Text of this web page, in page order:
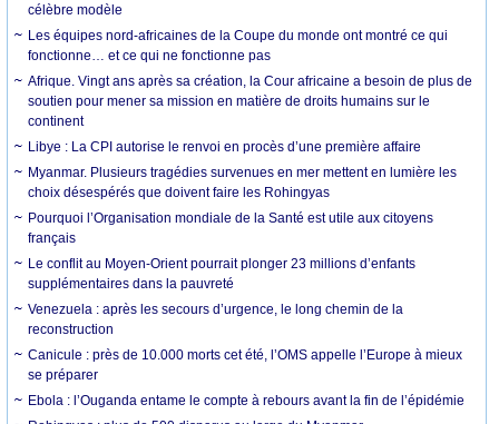
célèbre modèle
Les équipes nord-africaines de la Coupe du monde ont montré ce qui
fonctionne… et ce qui ne fonctionne pas
Afrique. Vingt ans après sa création, la Cour africaine a besoin de plus de
soutien pour mener sa mission en matière de droits humains sur le
continent
Libye : La CPI autorise le renvoi en procès d’une première affaire
Myanmar. Plusieurs tragédies survenues en mer mettent en lumière les
choix désespérés que doivent faire les Rohingyas
Pourquoi l’Organisation mondiale de la Santé est utile aux citoyens
français
Le conflit au Moyen-Orient pourrait plonger 23 millions d’enfants
supplémentaires dans la pauvreté
Venezuela : après les secours d’urgence, le long chemin de la
reconstruction
Canicule : près de 10.000 morts cet été, l’OMS appelle l’Europe à mieux
se préparer
Ebola : l’Ouganda entame le compte à rebours avant la fin de l’épidémie